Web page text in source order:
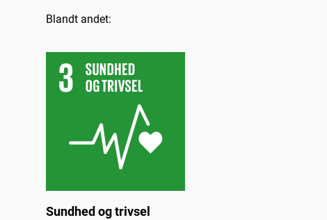
Blandt andet:
Sundhed og trivsel